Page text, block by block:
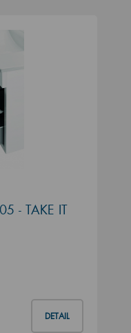
- TAKE IT
DETAIL